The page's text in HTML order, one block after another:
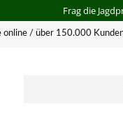
Frag die
online / über 150.000